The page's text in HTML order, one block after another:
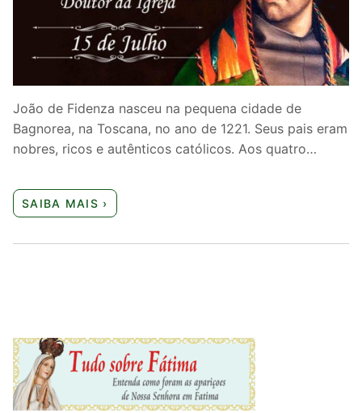
Quem somos nós
João de Fidenza nasceu na pequena cidade de
Bagnorea, na Toscana, no ano de 1221. Seus pais eram
nobres, ricos e autênticos católicos. Aos quatro…
SAIBA MAIS ›